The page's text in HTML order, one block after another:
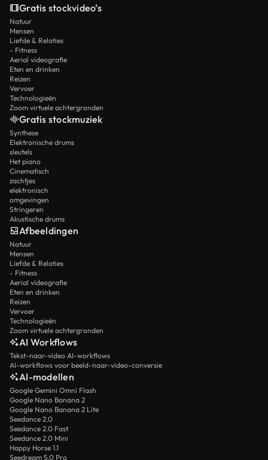
Gratis stockvideo’s
Natuur
Mensen
Liefde & Relaties
- Fitness
Aerial videografie
Eten en drinken
Reizen
Vervoer
Technologieën
Zoom virtuele achtergronden
Gratis stockmuziek
Synthese
Elektronische drums
sleutels
Het piano
Cinematisch
zachtjes
elektronisch
omgevingen
Stringeren
Akustische drums
Afbeeldingen
Natuur
Mensen
Liefde & Relaties
- Fitness
Aerial videografie
Eten en drinken
Reizen
Vervoer
Technologieën
Zoom virtuele achtergronden
AI Workflows
Tekst-naar-video AI-workflows
AI-workflows voor beeld-naar-video-conversie
AI-modellen
Google Gemini Omni Flash
Google Nano Banana 2
Google Nano Banana 2 Lite
Seedance 2.0
Seedance 2.0 Fast
Seedance 2.0 Mini
Happy Horse 1.1
Seedream 5.0 Pro